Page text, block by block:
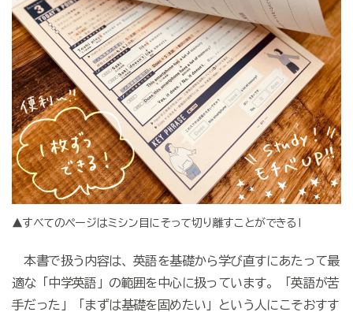
▲すべてのページはミシン目にそって切り離すことができる!
本書で扱う内容は、英語を基礎から学び直すにあたって最
適な「中学英語」の範囲を中心に扱っています。「英語が苦
手だった」「まずは基礎を固めたい」という人にこそおすす